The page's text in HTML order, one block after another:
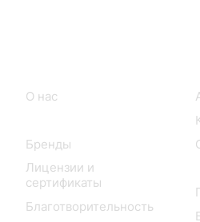
О нас
Бренды
Лицензии и
сертификаты
Благотворительность